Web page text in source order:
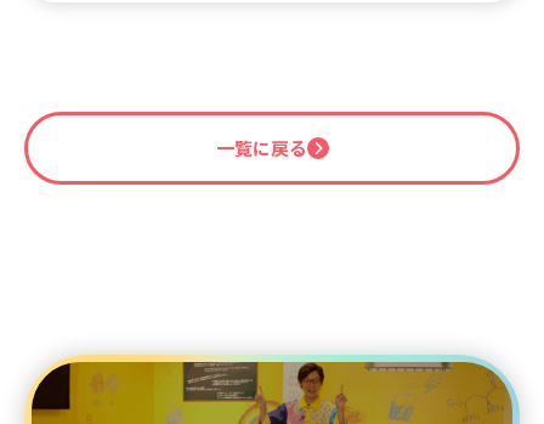
一覧に戻る